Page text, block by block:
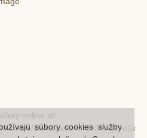
online at:
kostoly/súbory cookies služby